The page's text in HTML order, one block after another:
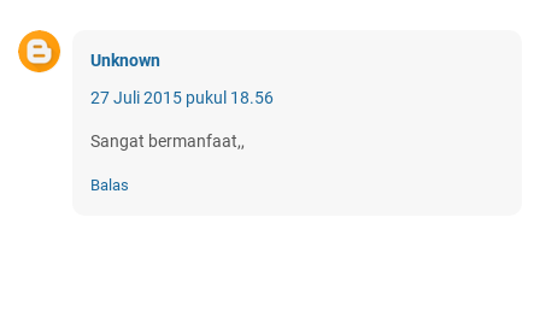
Unknown
27 Juli 2015 pukul 18.56
Sangat bermanfaat,,
Balas